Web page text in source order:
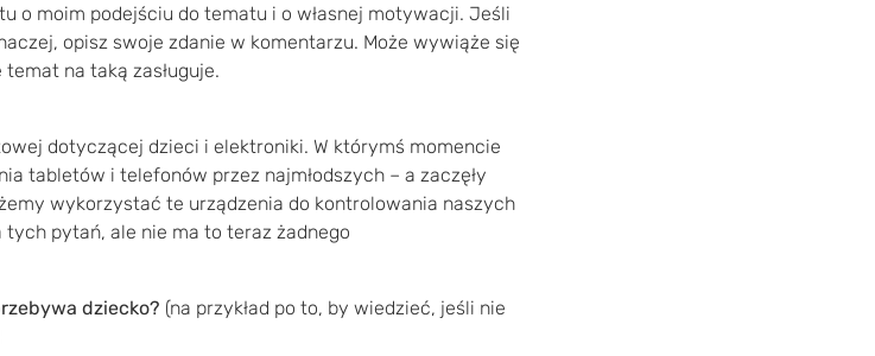
o moim podejściu do tematu i o własnej motywacji. Jeśli
opisz swoje zdanie w komentarzu. Może wywiąże się
na taką zasługuje.
dotyczącej dzieci i elektroniki. W którymś momencie
tabletów i telefonów przez najmłodszych – a zaczęły
wykorzystać te urządzenia do kontrolowania naszych
pytań, ale nie ma to teraz żadnego
dziecko? (na przykład po to, by wiedzieć, jeśli nie